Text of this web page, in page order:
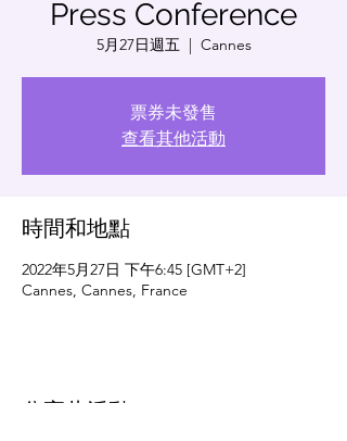
Press Conference
5月27日週五
  |
Cannes
票券未發售
查看其他活動
時間和地點
2022年5月27日 下午6:45 [GMT+2]
Cannes, Cannes, France
分享此活動